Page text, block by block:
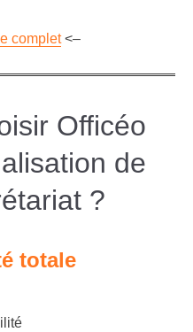
complet<–
Officéo
de
?
totale